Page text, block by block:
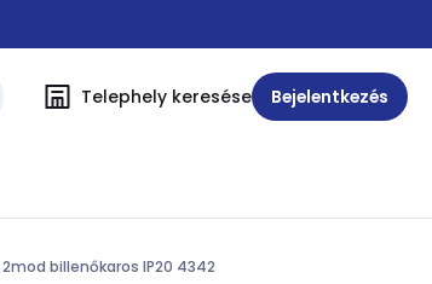
Telephely keresése Bejelentkezés
billenőkaros IP20 4342